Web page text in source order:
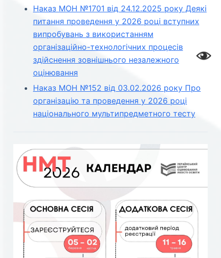
Наказ МОН №1701 від 24.12.2025 року Деякі
питання проведення у 2026 році вступних
випробувань з використанням
організаційно-технологічних процесів
здійснення зовнішнього незалежного
оцінювання
Наказ МОН №152 від 03.02.2026 року Про
організацію та проведення у 2026 році
національного мультипредметного тесту